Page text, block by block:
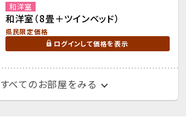
和洋室
和洋室（8畳＋ツインベッド）
県民限定価格
ログインして価格を表示
すべてのお部屋をみる